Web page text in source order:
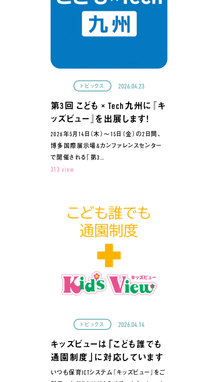
トピックス 2026.04.23
第3回 こども × Tech九州に『キ
ッズビュー』を出展します！
2026年5月14日（木）～15日（金）の2日間、
博多国際展示場&カンファレンスセンター
で開催される「第3…
313 view
トピックス 2026.04.14
キッズビューは「こども誰でも
通園制度」に対応しています
いつも保育ICTシステム『キッズビュー』をご